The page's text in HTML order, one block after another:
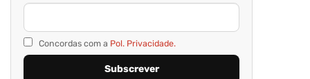
Concordas com a Pol. Privacidade.